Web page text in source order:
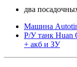
два
Машина
Р/У танк Huan
+ акб и ЗУ